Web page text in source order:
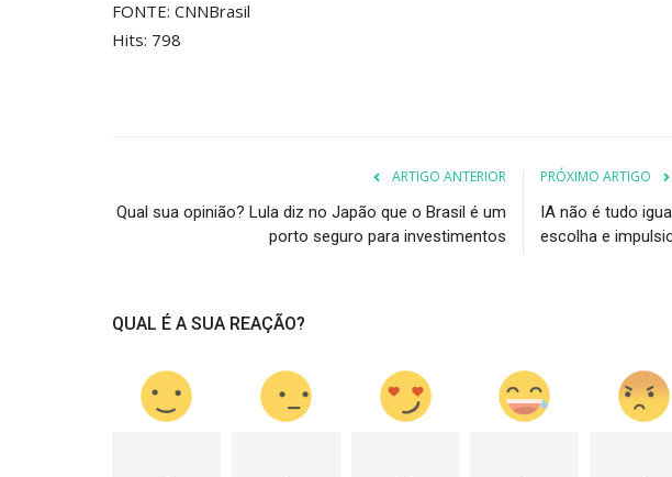
FONTE: CNNBrasil
Hits: 798
ARTIGO ANTERIOR
Qual sua opinião? Lula diz no Japão que o Brasil é um
porto seguro para investimentos
PRÓXIMO ARTIGO
IA não é tudo
escolha e
QUAL É A SUA REAÇÃO?